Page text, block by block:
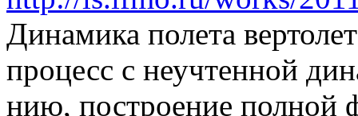
Динамика полета
процесс с неучтенной
нию, построение полной